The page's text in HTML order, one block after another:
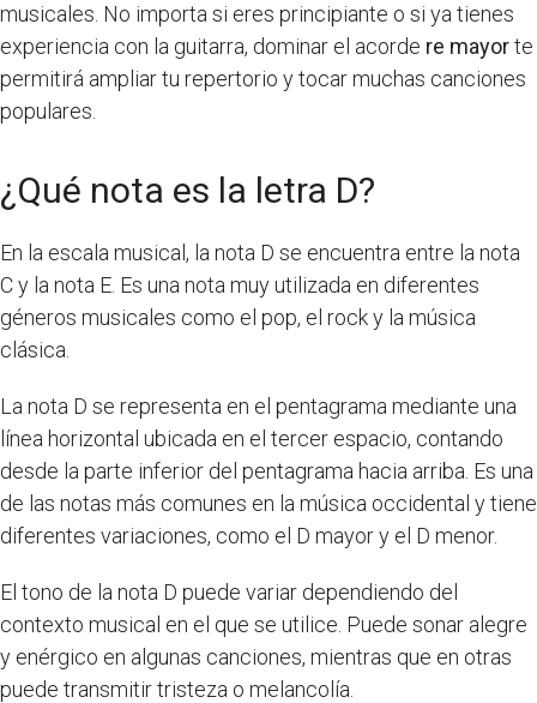
musicales. No importa si eres principiante o si ya tienes
experiencia con la guitarra, dominar el acorde re mayorte
permitirá ampliar tu repertorio y tocar muchas canciones
populares.
¿Qué nota es la letra D?
En la escala musical, la nota D se encuentra entre la nota
C y la nota E. Es una nota muy utilizada en diferentes
géneros musicales como el pop, el rock y la música
clásica.
La nota D se representa en el pentagrama mediante una
línea horizontal ubicada en el tercer espacio, contando
desde la parte inferior del pentagrama hacia arriba. Es una
de las notas más comunes en la música occidental y tiene
diferentes variaciones, como el D mayor y el D menor.
El tono de la nota D puede variar dependiendo del
contexto musical en el que se utilice. Puede sonar alegre
y enérgico en algunas canciones, mientras que en otras
puede transmitir tristeza o melancolía.